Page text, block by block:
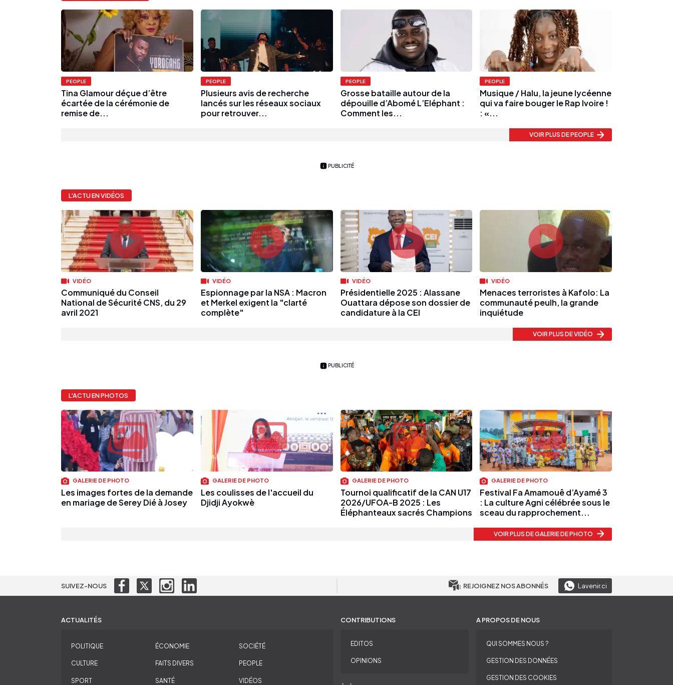
PEOPLE
Tina Glamour déçue d’être
écartée de la cérémonie de
remise de...
PEOPLE
Plusieurs avis de recherche
lancés sur les réseaux sociaux
pour retrouver...
PEOPLE
Grosse bataille autour de la
dépouille d’Abomé L’Eléphant :
Comment les...
PEOPLE
Musique / Halu, la jeune lycéenne
qui va faire bouger le Rap Ivoire !
: «...
VOIR PLUS DE PEOPLE
PUBLICITÉ
L'ACTU EN VIDÉOS
VIDÉO
Communiqué du Conseil
National de Sécurité CNS, du 29
avril 2021
VIDÉO
Espionnage par la NSA : Macron
et Merkel exigent la "clarté
complète"
VIDÉO
Présidentielle 2025 : Alassane
Ouattara dépose son dossier de
candidature à la CEI
VIDÉO
Menaces terroristes à Kafolo: La
communauté peulh, la grande
inquiétude
VOIR PLUS DE VIDÉO
PUBLICITÉ
L'ACTU EN PHOTOS
GALERIE DE PHOTO
Les images fortes de la demande
en mariage de Serey Dié à Josey
GALERIE DE PHOTO
Les coulisses de l'accueil du
Djidji Ayokwè
GALERIE DE PHOTO
Tournoi qualificatif de la CAN U17
2026/UFOA-B 2025 : Les
Éléphanteaux sacrés Champions
GALERIE DE PHOTO
Festival Fa Amamouê d’Ayamé 3
: La culture Agni célébrée sous le
sceau du rapprochement...
VOIR PLUS DE GALERIE DE PHOTO
SUIVEZ-NOUS REJOIGNEZ NOS ABONNÉS Lavenir.ci
ACTUALITÉS
POLITIQUE ÉCONOMIE SOCIÉTÉ
CULTURE FAITS DIVERS PEOPLE
SPORT SANTÉ VIDÉOS
CONTRIBUTIONS
EDITOS
OPINIONS
A PROPOS DE NOUS
QUI SOMMES NOUS ?
GESTION DES DONNÉES
GESTION DES COOKIES